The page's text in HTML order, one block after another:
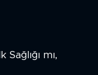
Sağlığı mı,